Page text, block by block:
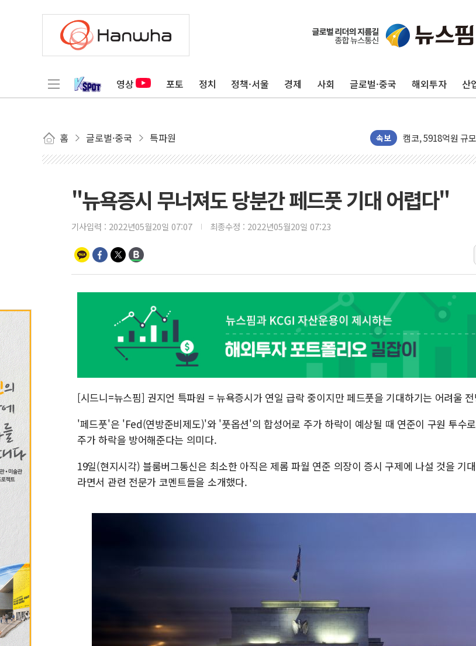
영상 포토 정치 정책·서울 경제 사회 글로벌·중국 해외투자 산
홈 글로벌·중국 특파원 속보
수박으로 여름 나는
캠코, 5918억원 규
[시승기] 공간·승
돌아온 홈플러스
[종합] 청도 흥선리
라인게임즈, '콰이
에어로케이항공,
네이버, AI 브리핑
SKT, '8월 월간 럭
LG헬로비전 '헬로
KTis, 02-114로 카
해군1함대 '창설 80
삼척시, 무건리 이끼
전남광주 화정역
청도 문수리 야산
"뉴욕증시 무너져도 당분간 페드풋 기대 어렵다"
기사입력 : 2022년05월20일 07:07 최종수정 : 2022년05월20일 07:23
[시드니=뉴스핌] 권지언 특파원 = 뉴욕증시가 연일 급락 중이지만 페드풋을 기대하기는 어려울
'페드풋'은 'Fed(연방준비제도)'와 '풋옵션'의 합성어로 주가 하락이 예상될 때 연준이 구원 투수
주가 하락을 방어해준다는 의미다.
19일(현지시각) 블룸버그통신은 최소한 아직은 제롬 파월 연준 의장이 증시 구제에 나설 것을 기
라면서 관련 전문가 코멘트들을 소개했다.